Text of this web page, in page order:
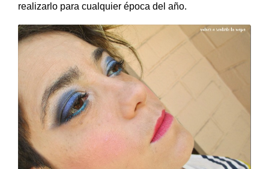
realizarlo para cualquier época del año.